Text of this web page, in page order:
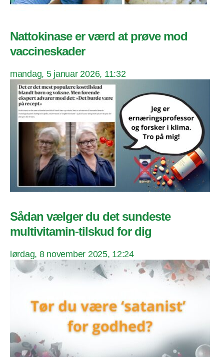
Nattokinase er værd at prøve mod
vaccineskader
mandag, 5 januar 2026, 11:32
Sådan vælger du det sundeste
multivitamin-tilskud for dig
lørdag, 8 november 2025, 12:24